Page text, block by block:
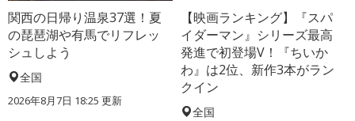
関西の日帰り温泉37選！夏
の琵琶湖や有馬でリフレッ
シュしよう
全国
2026年8月7日 18:25 更新
【映画ランキング】『スパ
イダーマン』シリーズ最高
発進で初登場V！『ちいか
わ』は2位、新作3本がラン
クイン
全国